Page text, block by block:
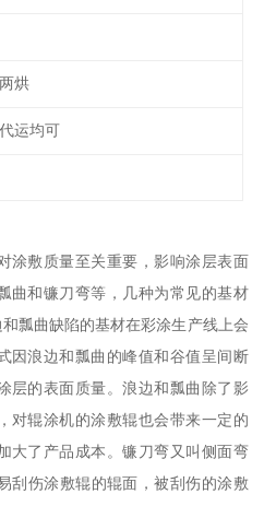
烘
运均可
涂敷质量至关重要，影响涂层表面
曲和镰刀弯等，几种为常见的基材
瓢曲缺陷的基材在彩涂生产线上会
因浪边和瓢曲的峰值和谷值呈间断
层的表面质量。浪边和瓢曲除了影
对辊涂机的涂敷辊也会带来一定的
大了产品成本。镰刀弯又叫侧面弯
刮伤涂敷辊的辊面，被刮伤的涂敷